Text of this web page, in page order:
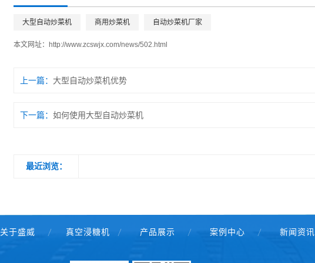
大型自动炒菜机 商用炒菜机 自动炒菜机厂家
本文网址： http://www.zcswjx.com/news/502.html
上一篇： 大型自动炒菜机优势
下一篇： 如何使用大型自动炒菜机
最近浏览：
关于盛威 真空浸糖机 产品展示 案例中心 新闻资讯